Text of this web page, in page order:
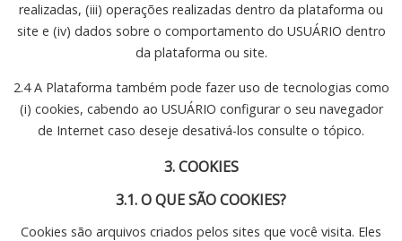
realizadas, (iii) operações realizadas dentro da plataforma ou
site e (iv) dados sobre o comportamento do USUÁRIO dentro
da plataforma ou site.
2.4 A Plataforma também pode fazer uso de tecnologias como
(i) cookies, cabendo ao USUÁRIO configurar o seu navegador
de Internet caso deseje desativá-los consulte o tópico.
3. COOKIES
3.1. O QUE SÃO COOKIES?
Cookies são arquivos criados pelos sites que você visita. Eles